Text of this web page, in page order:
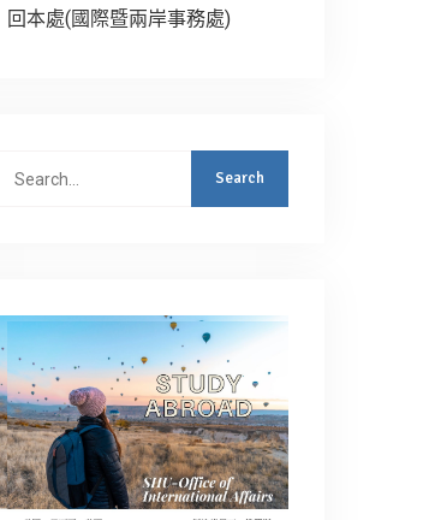
回本處(國際暨兩岸事務處)
Search